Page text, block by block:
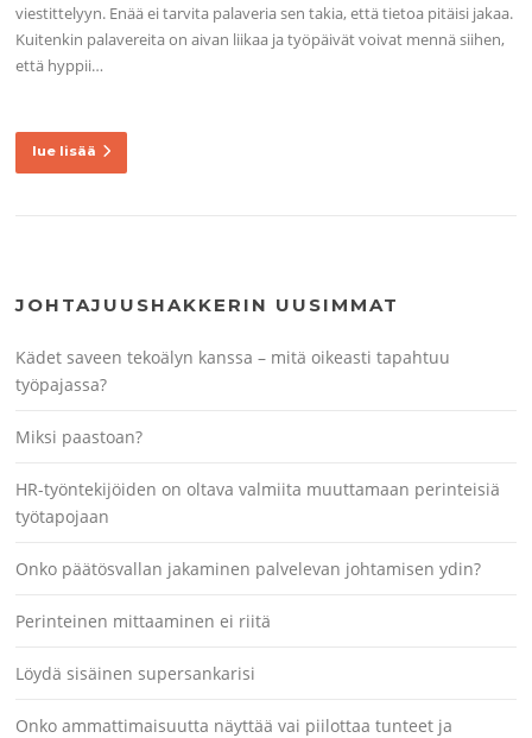
viestittelyyn. Enää ei tarvita palaveria sen takia, että tietoa pitäisi jakaa.
Kuitenkin palavereita on aivan liikaa ja työpäivät voivat mennä siihen,
että hyppii…
lue lisää
JOHTAJUUSHAKKERIN UUSIMMAT
Kädet saveen tekoälyn kanssa – mitä oikeasti tapahtuu
työpajassa?
Miksi paastoan?
HR-työntekijöiden on oltava valmiita muuttamaan perinteisiä
työtapojaan
Onko päätösvallan jakaminen palvelevan johtamisen ydin?
Perinteinen mittaaminen ei riitä
Löydä sisäinen supersankarisi
Onko ammattimaisuutta näyttää vai piilottaa tunteet ja